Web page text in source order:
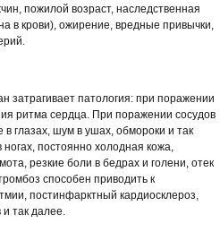
пожилой возраст, наследственная
в крови), ожирение, вредные привычки,
затрагивает патология: при поражении
ритма сердца. При поражении сосудов
в глазах, шум в ушах, обмороки и так
постоянно холодная кожа,
резкие боли в бедрах и голени, отек
способен приводить к
постинфарктный кардиосклероз,
так далее.